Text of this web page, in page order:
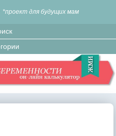
*проект для будущих мам